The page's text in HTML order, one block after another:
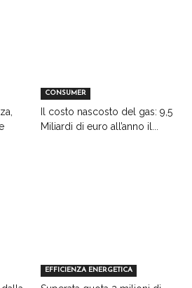
CONSUMER
Il costo nascosto del gas: 9,5
Miliardi di euro all’anno il...
EFFICIENZA ENERGETICA